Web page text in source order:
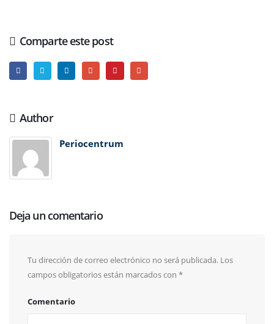
Comparte este post
Author
Periocentrum
Deja un comentario
Tu dirección de correo electrónico no será publicada. Los
campos obligatorios están marcados con *
Comentario